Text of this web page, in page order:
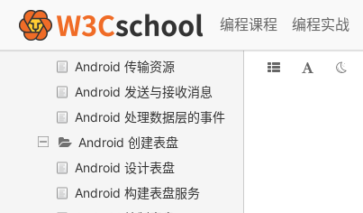
编程课程 编程实战
Android 访问可穿戴数据层
Android 同步数据单元
Android 传输资源
Android 发送与接收消息
Android 处理数据层的事件
Android 创建表盘
Android 设计表盘
Android 构建表盘服务